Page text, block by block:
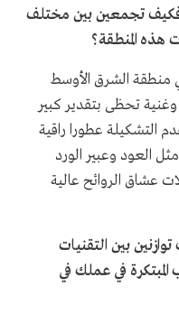
تجمعين بين مختلف
هذه المنطقة؟
منطقة الشرق الأوسط
تحظى بتقدير كبير
التشكيلة عطورا راقية
العود وعبير الورد
عشاق الروائح عالية
بين التقنيات
في عملك في